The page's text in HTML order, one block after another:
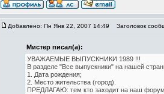
Добавлено: Пн Янв 22, 2007 14:49 Заголовок
Мистер писал(а):
УВАЖАЕМЫЕ ВЫПУСКНИКИ 1989 !!!
В разделе "Все выпускники" на нашей
1. Дата рождения;
2. Место жительства (город).
ПРЕДЛАГАЮ: тем кто заходит на наш форум